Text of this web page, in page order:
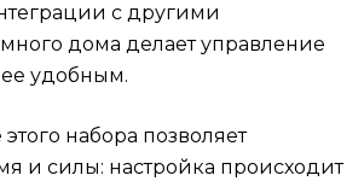
с другими
дома делает управление
удобным.
набора позволяет
и силы: настройка происходит